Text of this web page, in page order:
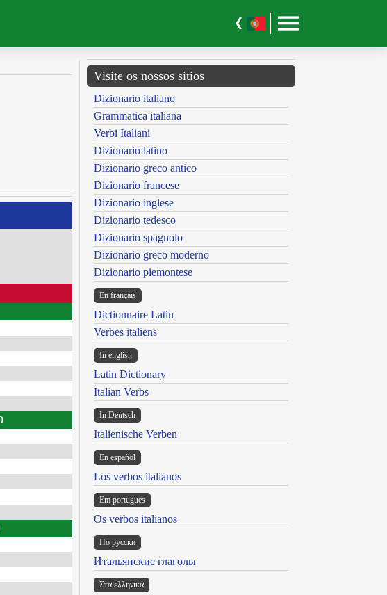
Visite os nossos sitios
Dizionario italiano
Grammatica italiana
Verbi Italiani
Dizionario latino
Dizionario greco antico
Dizionario francese
Dizionario inglese
Dizionario tedesco
Dizionario spagnolo
Dizionario greco moderno
Dizionario piemontese
En français
Dictionnaire Latin
Verbes italiens
In english
Latin Dictionary
Italian Verbs
In Deutsch
Italienische Verben
En español
Los verbos italianos
Em portugues
Os verbos italianos
По русски
Итальянские глаголы
Στα ελληνικά